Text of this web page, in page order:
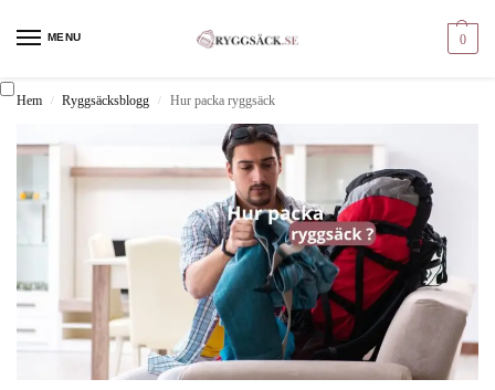
MENU 0
Hem / Ryggsäcksblogg / Hur packa ryggsäck